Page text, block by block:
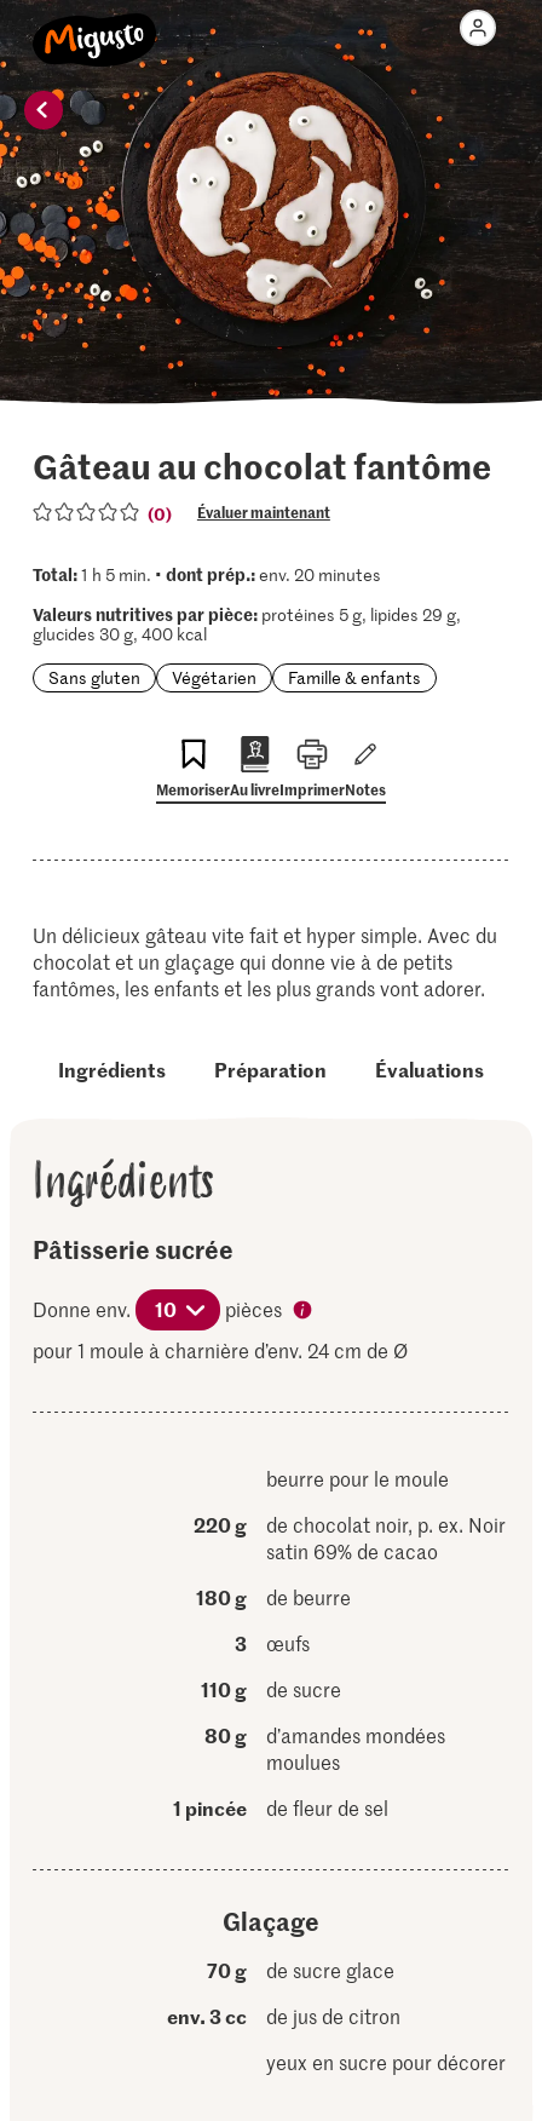
Gâteau au chocolat fantôme
(0) Évaluer maintenant
Total:1 h 5 min. • dont prép.:env. 20 minutes
Valeurs nutritives par pièce:protéines 5 g, lipides 29 g,
glucides 30 g, 400 kcal
Sans gluten
Végétarien Famille & enfants
MemoriserAu livreImprimerNotes
Un délicieux gâteau vite fait et hyper simple. Avec du
chocolat et un glaçage qui donne vie à de petits
fantômes, les enfants et les plus grands vont adorer.
Ingrédients Préparation Évaluations
Ingrédients
Pâtisserie sucrée
Donne env. 10
pièces
pour 1 moule à charnière d’env. 24 cm de Ø
beurre pour le moule
220 g
de chocolat noir, p. ex. Noir
satin 69% de cacao
180 g
de beurre
3
œufs
110 g
de sucre
80 g
d’amandes mondées
moulues
1 pincée
de fleur de sel
Glaçage
70 g
de sucre glace
env. 3 cc
de jus de citron
yeux en sucre pour décorer